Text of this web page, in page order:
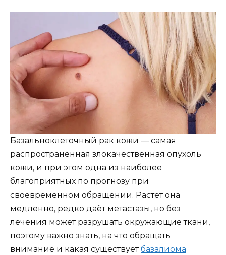
Базальноклеточный рак кожи — самая
распространённая злокачественная опухоль
кожи, и при этом одна из наиболее
благоприятных по прогнозу при
своевременном обращении. Растёт она
медленно, редко даёт метастазы, но без
лечения может разрушать окружающие ткани,
поэтому важно знать, на что обращать
внимание и какая существуетбазалиома